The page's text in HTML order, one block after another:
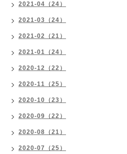
2021-04（24）
2021-03（24）
2021-02（21）
2021-01（24）
2020-12（22）
2020-11（25）
2020-10（23）
2020-09（22）
2020-08（21）
2020-07（25）